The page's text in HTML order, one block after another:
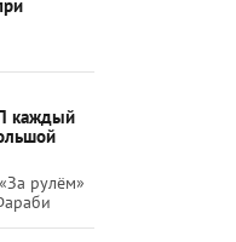
каждый
рулём»